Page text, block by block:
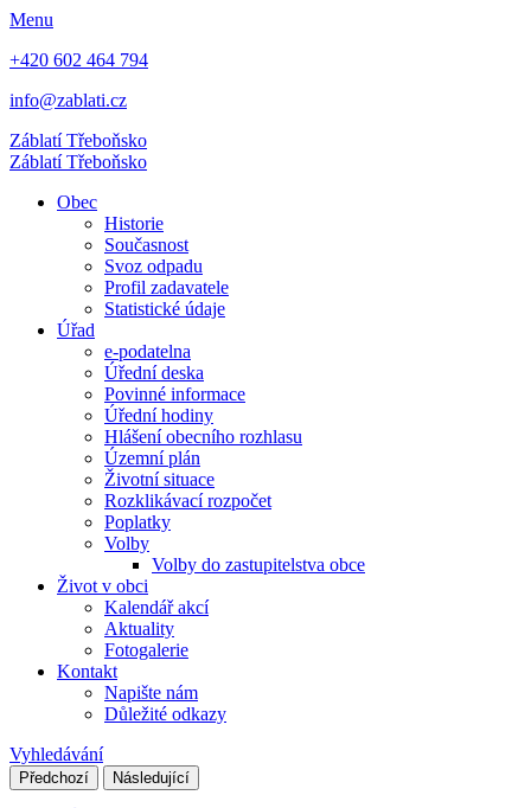
Menu
+420 602 464 794
info@zablati.cz
ZáblatíTřeboňsko
ZáblatíTřeboňsko
Obec
Historie
Současnost
Svoz odpadu
Profil zadavatele
Statistické údaje
Úřad
e-podatelna
Úřední deska
Povinné informace
Úřední hodiny
Hlášení obecního rozhlasu
Územní plán
Životní situace
Rozklikávací rozpočet
Poplatky
Volby
Volby do zastupitelstva obce
Život v obci
Kalendář akcí
Aktuality
Fotogalerie
Kontakt
Napište nám
Důležité odkazy
Vyhledávání
Předchozí Následující